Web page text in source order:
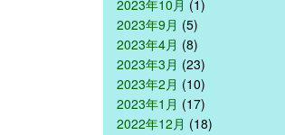
2023年10月 (1)
2023年9月 (5)
2023年4月 (8)
2023年3月 (23)
2023年2月 (10)
2023年1月 (17)
2022年12月 (18)